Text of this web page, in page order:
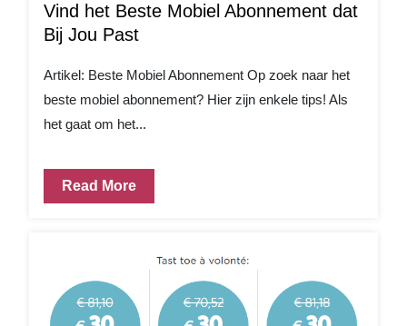
Vind het Beste Mobiel Abonnement dat
Bij Jou Past
Artikel: Beste Mobiel Abonnement Op zoek naar het
beste mobiel abonnement? Hier zijn enkele tips! Als
het gaat om het...
Read More